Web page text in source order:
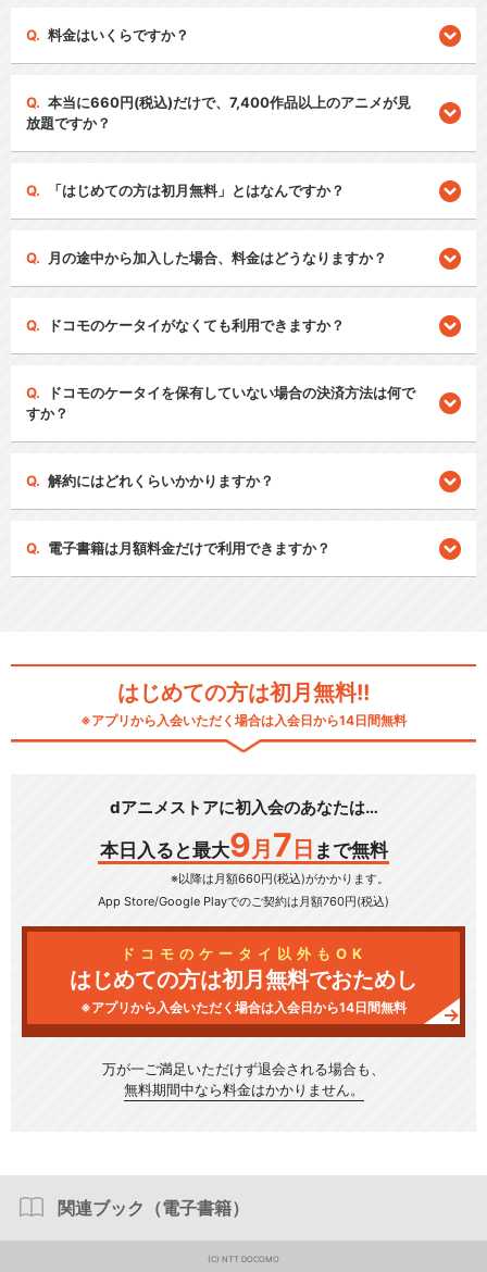
料金はいくらですか？
本当に660円(税込)だけで、7,400作品以上のアニメが見
放題ですか？
「はじめての方は初月無料」とはなんですか？
月の途中から加入した場合、料金はどうなりますか？
ドコモのケータイがなくても利用できますか？
ドコモのケータイを保有していない場合の決済方法は何で
すか？
解約にはどれくらいかかりますか？
電子書籍は月額料金だけで利用できますか？
はじめての方は初月無料!!
※アプリから入会いただく場合は入会日から14日間無料
dアニメストアに初入会のあなたは…
本日入ると最大9 月 7 日 まで無料
※以降は月額660円(税込)がかかります。
App Store/Google Playでのご契約は月額760円(税込)
ドコモのケータイ以外もOK
はじめての方は初月無料でおためし
※アプリから入会いただく場合は入会日から14日間無料
万が一ご満足いただけず退会される場合も、
無料期間中なら料金はかかりません。
関連ブック（電子書籍）
(C) NTT DOCOMO